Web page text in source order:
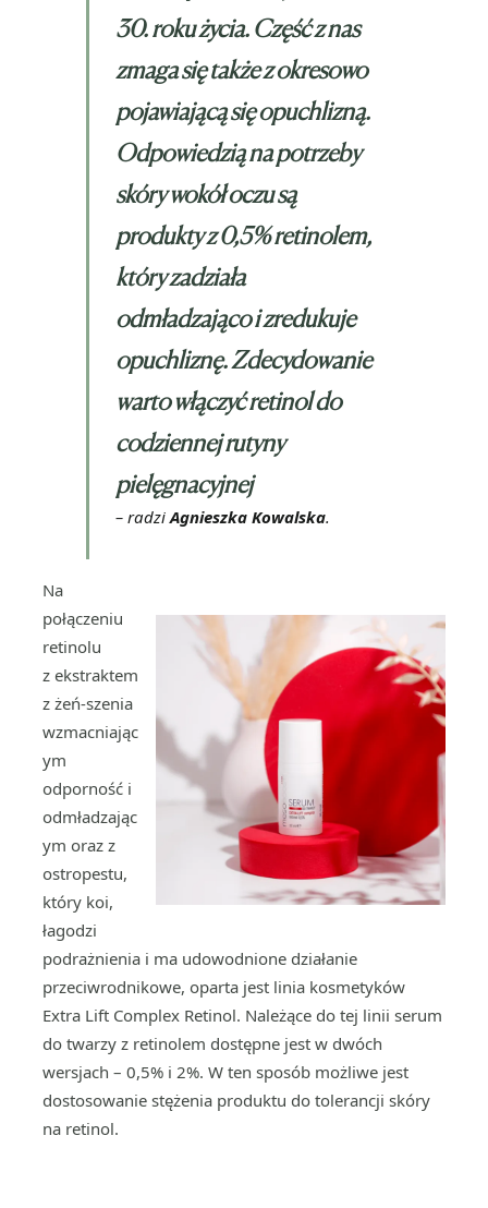
30. roku życia. Część z nas
zmaga się także z okresowo
pojawiającą się opuchlizną.
Odpowiedzią na potrzeby
skóry wokół oczu są
produkty z 0,5% retinolem,
który zadziała
odmładzająco i zredukuje
opuchliznę. Zdecydowanie
warto włączyć retinol do
codziennej rutyny
pielęgnacyjnej
– radziAgnieszka Kowalska.
Na
połączeniu
retinolu
z ekstraktem
z żeń-szenia
wzmacniając
ym
odporność i
odmładzając
ym oraz z
ostropestu,
który koi,
łagodzi
podrażnienia i ma udowodnione działanie
przeciwrodnikowe, oparta jest linia kosmetyków
Extra Lift Complex Retinol. Należące do tej linii serum
do twarzy z retinolem dostępne jest w dwóch
wersjach – 0,5% i 2%. W ten sposób możliwe jest
dostosowanie stężenia produktu do tolerancji skóry
na retinol.